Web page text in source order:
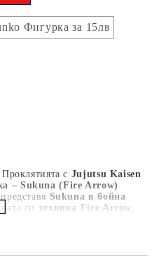
с Jujutsu Kaisen
– Sukuna (Fire Arrow)
Sukuna в бойна
си техника Fire Arrow
на Jujutsu Kaisen.
Фигурка за 15лв